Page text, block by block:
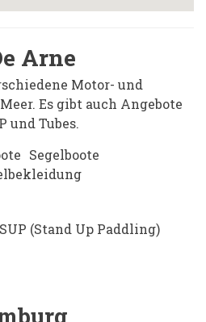
Arne
Motor- und
Es gibt auch Angebote
und Tubes.
Segelboote
SUP (Stand Up Paddling)